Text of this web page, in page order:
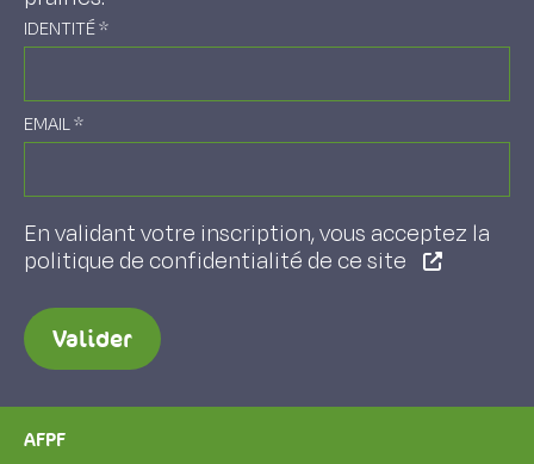
IDENTITÉ*
EMAIL*
En validant votre inscription, vous acceptez la
politique de confidentialité de ce site
Valider
AFPF